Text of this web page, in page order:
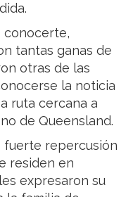
conocerte,
tantas ganas de
otras de las
la noticia
ruta cercana a
de Queensland.
fuerte repercusión
residen en
expresaron su